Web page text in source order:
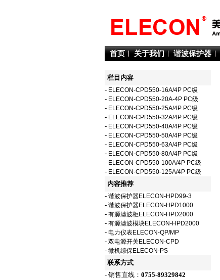
首页 关于我们 谐波保护器
栏目内容
- ELECON-CPD550-16A/4P PC级
- ELECON-CPD550-20A-4P PC级
- ELECON-CPD550-25A/4P PC级
- ELECON-CPD550-32A/4P PC级
- ELECON-CPD550-40A/4P PC级
- ELECON-CPD550-50A/4P PC级
- ELECON-CPD550-63A/4P PC级
- ELECON-CPD550-80A/4P PC级
- ELECON-CPD550-100A/4P PC级
- ELECON-CPD550-125A/4P PC级
内容推荐
- 谐波保护器ELECON-HPD99-3
- 谐波保护器ELECON-HPD1000
- 有源滤波柜ELECON-HPD2000
- 有源滤波模块ELECON-HPD2000
- 电力仪表ELECON-QP/MP
- 双电源开关ELECON-CPD
- 微机综保ELECON-PS
联系方式
- 销售直线： 0755-89329842